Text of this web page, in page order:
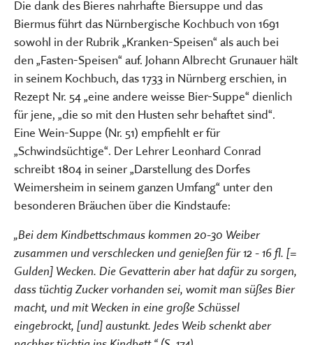
Die dank des Bieres nahrhafte Biersuppe und das
Biermus führt das Nürnbergische Kochbuch von 1691
sowohl in der Rubrik „Kranken-Speisen“ als auch bei
den „Fasten-Speisen“ auf. Johann Albrecht Grunauer hält
in seinem Kochbuch, das 1733 in Nürnberg erschien, in
Rezept Nr. 54 „eine andere weisse Bier-Suppe“ dienlich
für jene, „die so mit den Husten sehr behaftet sind“.
Eine Wein-Suppe (Nr. 51) empfiehlt er für
„Schwindsüchtige“. Der Lehrer Leonhard Conrad
schreibt 1804 in seiner „Darstellung des Dorfes
Weimersheim in seinem ganzen Umfang“ unter den
besonderen Bräuchen über die Kindstaufe:
„Bei dem Kindbettschmaus kommen 20-30 Weiber
zusammen und verschlecken und genießen für 12 - 16 fl. [=
Gulden] Wecken. Die Gevatterin aber hat dafür zu sorgen,
dass tüchtig Zucker vorhanden sei, womit man süßes Bier
macht, und mit Wecken in eine große Schüssel
eingebrockt, [und] austunkt. Jedes Weib schenkt aber